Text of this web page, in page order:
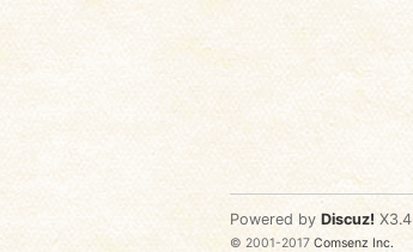
Powered by Discuz! X3.4
© 2001-2017Comsenz Inc.